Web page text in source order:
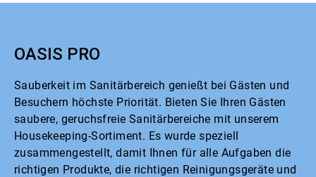
OASIS PRO
Sauberkeit im Sanitärbereich genießt bei Gästen und
Besuchern höchste Priorität. Bieten Sie Ihren Gästen
saubere, geruchsfreie Sanitärbereiche mit unserem
Housekeeping-Sortiment. Es wurde speziell
zusammengestellt, damit Ihnen für alle Aufgaben die
richtigen Produkte, die richtigen Reinigungsgeräte und